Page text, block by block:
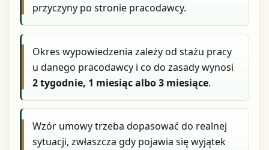
przyczyny po stronie pracodawcy.
Okres wypowiedzenia zależy od stażu pracy
u danego pracodawcy i co do zasady wynosi
2 tygodnie, 1 miesiąc albo 3 miesiące.
Wzór umowy trzeba dopasować do realnej
sytuacji, zwłaszcza gdy pojawia się wyjątek